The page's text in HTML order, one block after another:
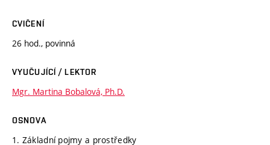
CVIČENÍ
26 hod., povinná
VYUČUJÍCÍ / LEKTOR
Mgr. Martina Bobalová, Ph.D.
OSNOVA
1. Základní pojmy a prostředky